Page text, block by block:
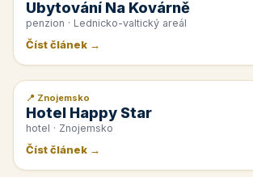
Ubytování Na Kovárně
penzion · Lednicko-valtický areál
Číst článek →
📰 PR článek
📍 Znojemsko
Hotel Happy Star
hotel · Znojemsko
Číst článek →